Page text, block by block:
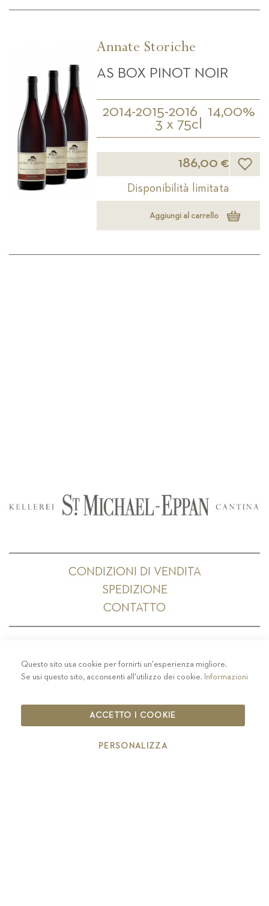
Annate Storiche
AS BOX PINOT NOIR
2014-2015-2016
14,00%
3 x 75cl
186,00 € Lista
Disponibilità limitata
Aggiungi al carrello
CONDIZIONI DI VENDITA
SPEDIZIONE
CONTATTO
PRIVACY-COLOPHON - COOKIE POLICY
CODICE ETICO
IT00126670215
Questo sito usa cookie per fornirti un'esperienza migliore.
Se usi questo sito, acconsenti all'utilizzo dei cookie. Informazioni
ACCETTO I COOKIE
PERSONALIZZA